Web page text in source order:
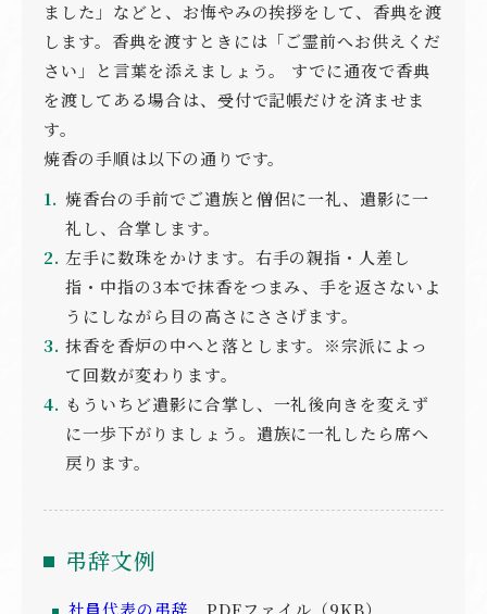
ました」などと、お悔やみの挨拶をして、香典を渡
します。香典を渡すときには「ご霊前へお供えくだ
さい」と言葉を添えましょう。 すでに通夜で香典
を渡してある場合は、受付で記帳だけを済ませま
す。
焼香の手順は以下の通りです。
焼香台の手前でご遺族と僧侶に一礼、遺影に一
礼し、合掌します。
左手に数珠をかけます。右手の親指・人差し
指・中指の3本で抹香をつまみ、手を返さないよ
うにしながら目の高さにささげます。
抹香を香炉の中へと落とします。※宗派によっ
て回数が変わります。
もういちど遺影に合掌し、一礼後向きを変えず
に一歩下がりましょう。遺族に一礼したら席へ
戻ります。
弔辞文例
社員代表の弔辞 PDFファイル（9KB）